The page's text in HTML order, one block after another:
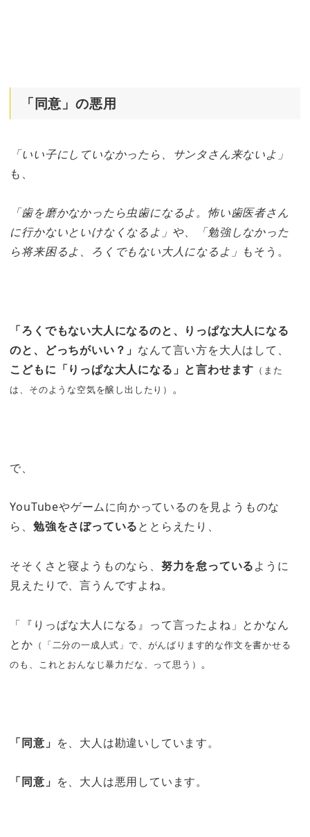
「同意」の悪用
「いい子にしていなかったら、サンタさん来ないよ」
も、
「歯を磨かなかったら虫歯になるよ。怖い歯医者さん
に行かないといけなくなるよ」 や、
「勉強しなかった
ら将来困るよ、ろくでもない大人になるよ」 もそう。
「ろくでもない大人になるのと、りっぱな大人になる
のと、どっちがいい？」 なんて言い方を大人はして、
こどもに「りっぱな大人になる」と言わせます （また
は、そのような空気を醸し出したり） 。
で、
YouTubeやゲームに向かっているのを見ようものな
ら、 勉強をさぼっているととらえたり、
そそくさと寝ようものなら、努力を怠っているように
見えたりで、言うんですよね。
「『りっぱな大人になる』って言ったよね」とかなん
とか （「二分の一成人式」で、がんばります的な作文を書かせる
のも、これとおんなじ暴力だな、って思う） 。
「同意」 を、大人は勘違いしています。
「同意」 を、大人は悪用しています。